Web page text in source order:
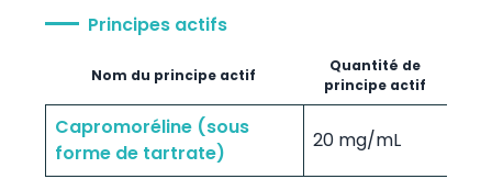
Principes actifs
Nom du principe actif
Quantité de
principe actif
Capromoréline (sous
forme de tartrate)
20 mg/mL